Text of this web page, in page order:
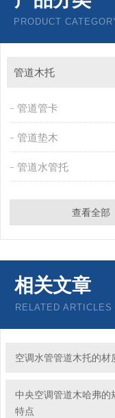
PRODUCT
管道木托
管道管卡
管道垫木
管道水管托
查看全部
相关文章
RELATED ARTICLES
空调水管管道木托的材
中央空调管道木哈弗的
特点